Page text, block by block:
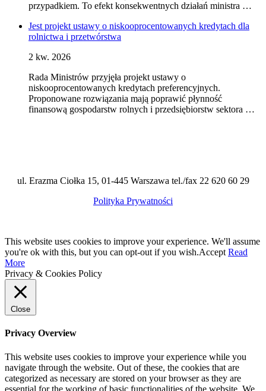
przypadkiem. To efekt konsekwentnych działań ministra …
Jest projekt ustawy o niskooprocentowanych kredytach dla
rolnictwa i przetwórstwa
2 kw. 2026
Rada Ministrów przyjęła projekt ustawy o
niskooprocentowanych kredytach preferencyjnych.
Proponowane rozwiązania mają poprawić płynność
finansową gospodarstw rolnych i przedsiębiorstw sektora …
ul. Erazma Ciołka 15, 01-445 Warszawa tel./fax 22 620 60 29
Polityka Prywatności
This website uses cookies to improve your experience. We'll assume
you're ok with this, but you can opt-out if you wish.Accept Read
More
Privacy & Cookies Policy
Close
Privacy Overview
This website uses cookies to improve your experience while you
navigate through the website. Out of these, the cookies that are
categorized as necessary are stored on your browser as they are
essential for the working of basic functionalities of the website. We